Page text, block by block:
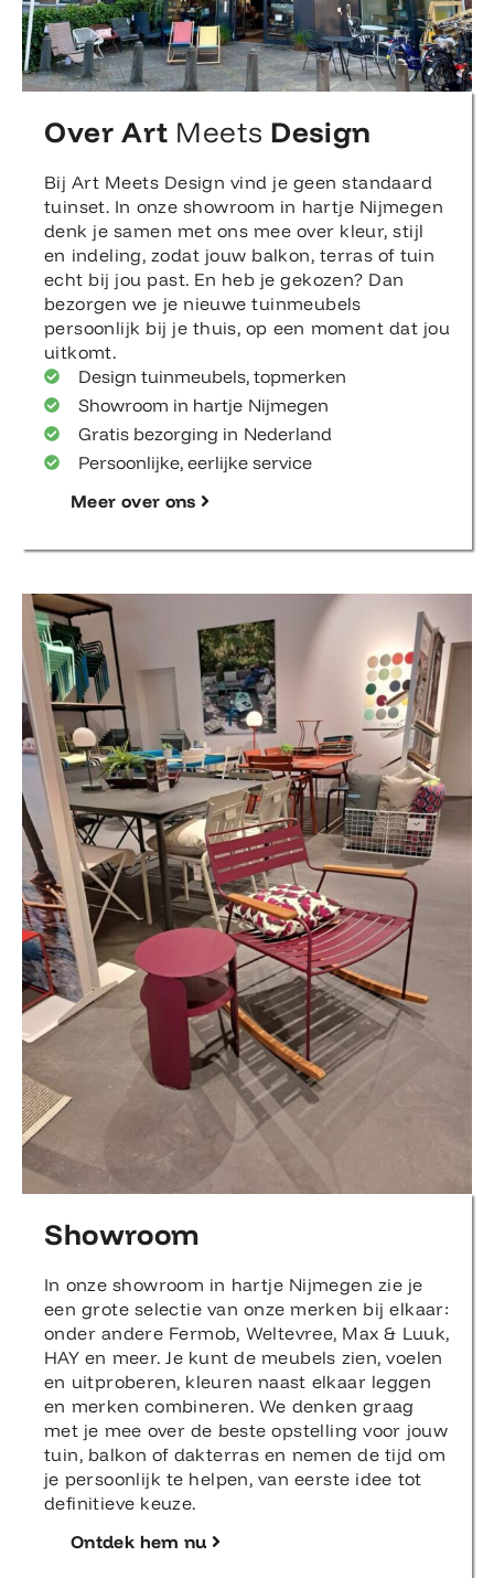
Over Art Meets Design
Bij Art Meets Design vind je geen standaard
tuinset. In onze showroom in hartje Nijmegen
denk je samen met ons mee over kleur, stijl
en indeling, zodat jouw balkon, terras of tuin
echt bij jou past. En heb je gekozen? Dan
bezorgen we je nieuwe tuinmeubels
persoonlijk bij je thuis, op een moment dat jou
uitkomt.
Design tuinmeubels, topmerken
Showroom in hartje Nijmegen
Gratis bezorging in Nederland
Persoonlijke, eerlijke service
Meer over ons
Showroom
In onze showroom in hartje Nijmegen zie je
een grote selectie van onze merken bij elkaar:
onder andere Fermob, Weltevree, Max & Luuk,
HAY en meer. Je kunt de meubels zien, voelen
en uitproberen, kleuren naast elkaar leggen
en merken combineren. We denken graag
met je mee over de beste opstelling voor jouw
tuin, balkon of dakterras en nemen de tijd om
je persoonlijk te helpen, van eerste idee tot
definitieve keuze.
Ontdek hem nu